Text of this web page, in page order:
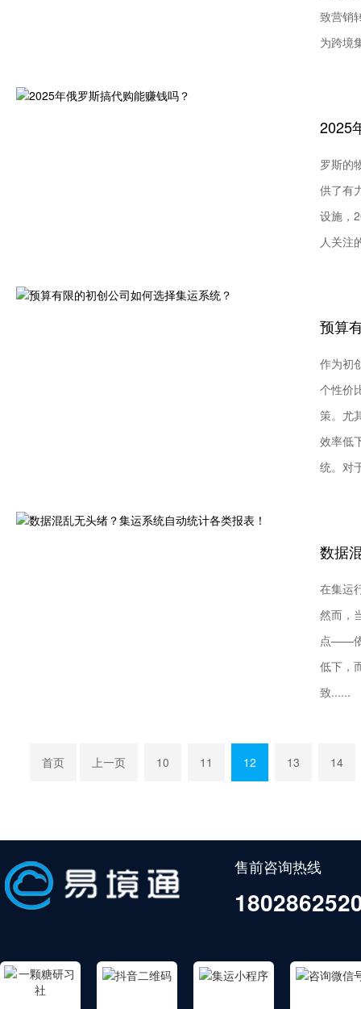
致营销
为跨境
罗斯的
供了有
设施，
人关注
作为初
个性价
策。尤
效率低
统。对
在集运
然而，
点——依
低下，
致......
首页 上一页 10 11 12 13 14
售前咨询热线